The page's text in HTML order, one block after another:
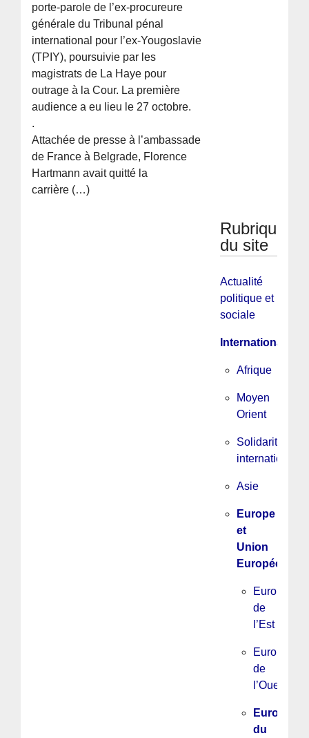
porte-parole de l’ex-procureure
générale du Tribunal pénal
international pour l’ex-Yougoslavie
(TPIY), poursuivie par les
magistrats de La Haye pour
outrage à la Cour. La première
audience a eu lieu le 27 octobre.
.
Attachée de presse à l’ambassade
de France à Belgrade, Florence
Hartmann avait quitté la
carrière (…)
Rubriques
du site
Actualité
politique et
sociale
International
Afrique
Moyen
Orient
Solidarité
internationale
Asie
Europe
et
Union
Européenne
Europe
de
l’Est
Europe
de
l’Ouest
Europe
du